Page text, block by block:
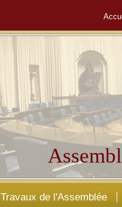
Travaux de l'Assemblée